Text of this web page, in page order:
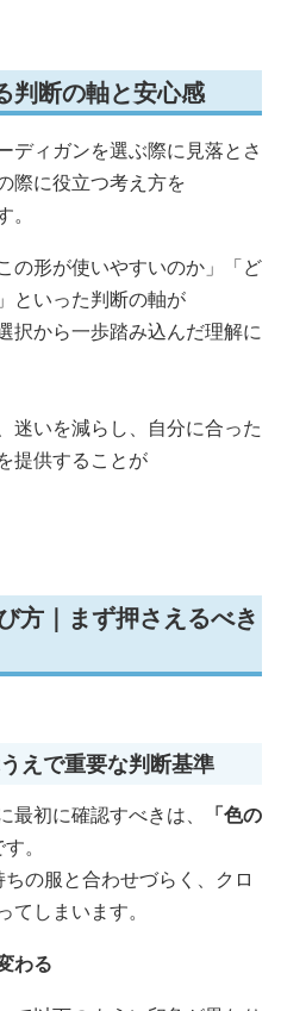
判断の軸と安心感
ディガンを選ぶ際に見落とさ
際に役立つ考え方を
の形が使いやすいのか」「ど
といった判断の軸が
択から一歩踏み込んだ理解に
迷いを減らし、自分に合った
提供することが
方｜まず押さえるべき
えで重要な判断基準
初に確認すべきは、
「色の
。
の服と合わせづらく、クロ
しまいます。
わる